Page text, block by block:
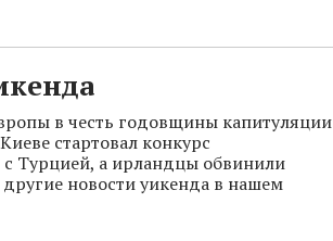
в честь годовщины капитуляции
стартовал конкурс
с Турцией, а ирландцы обвинили
другие новости уикенда в нашем